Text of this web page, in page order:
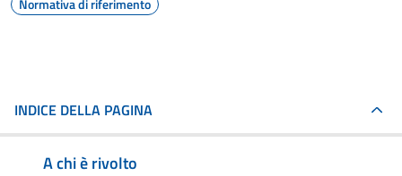
Normativa di riferimento
INDICE DELLA PAGINA
A chi è rivolto